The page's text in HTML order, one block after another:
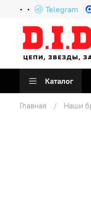
Telegram
Каталог
Главная Наши